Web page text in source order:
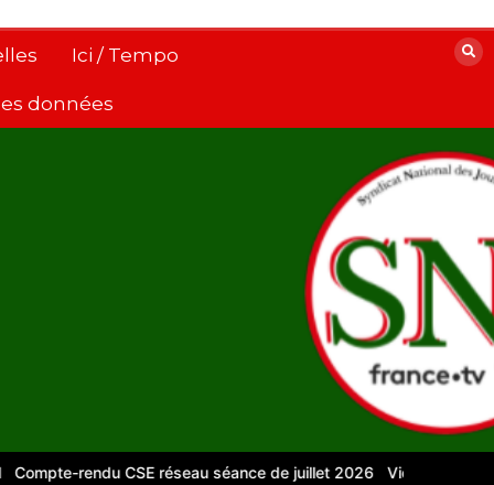
Ici / Tempo
données
rendu CSE réseau séance de juillet 2026 Vidéos pour le